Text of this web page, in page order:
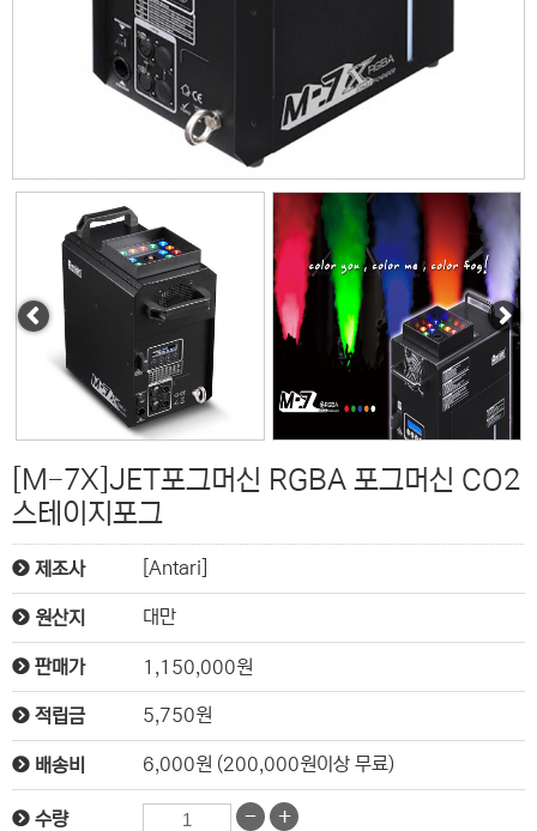
[M-7X]JET포그머신 RGBA 포그머신 CO2
스테이지포그
제조사 [Antari]
원산지 대만
판매가 1,150,000원
적립금 5,750원
배송비 6,000원 (200,000원이상 무료)
수량 - +